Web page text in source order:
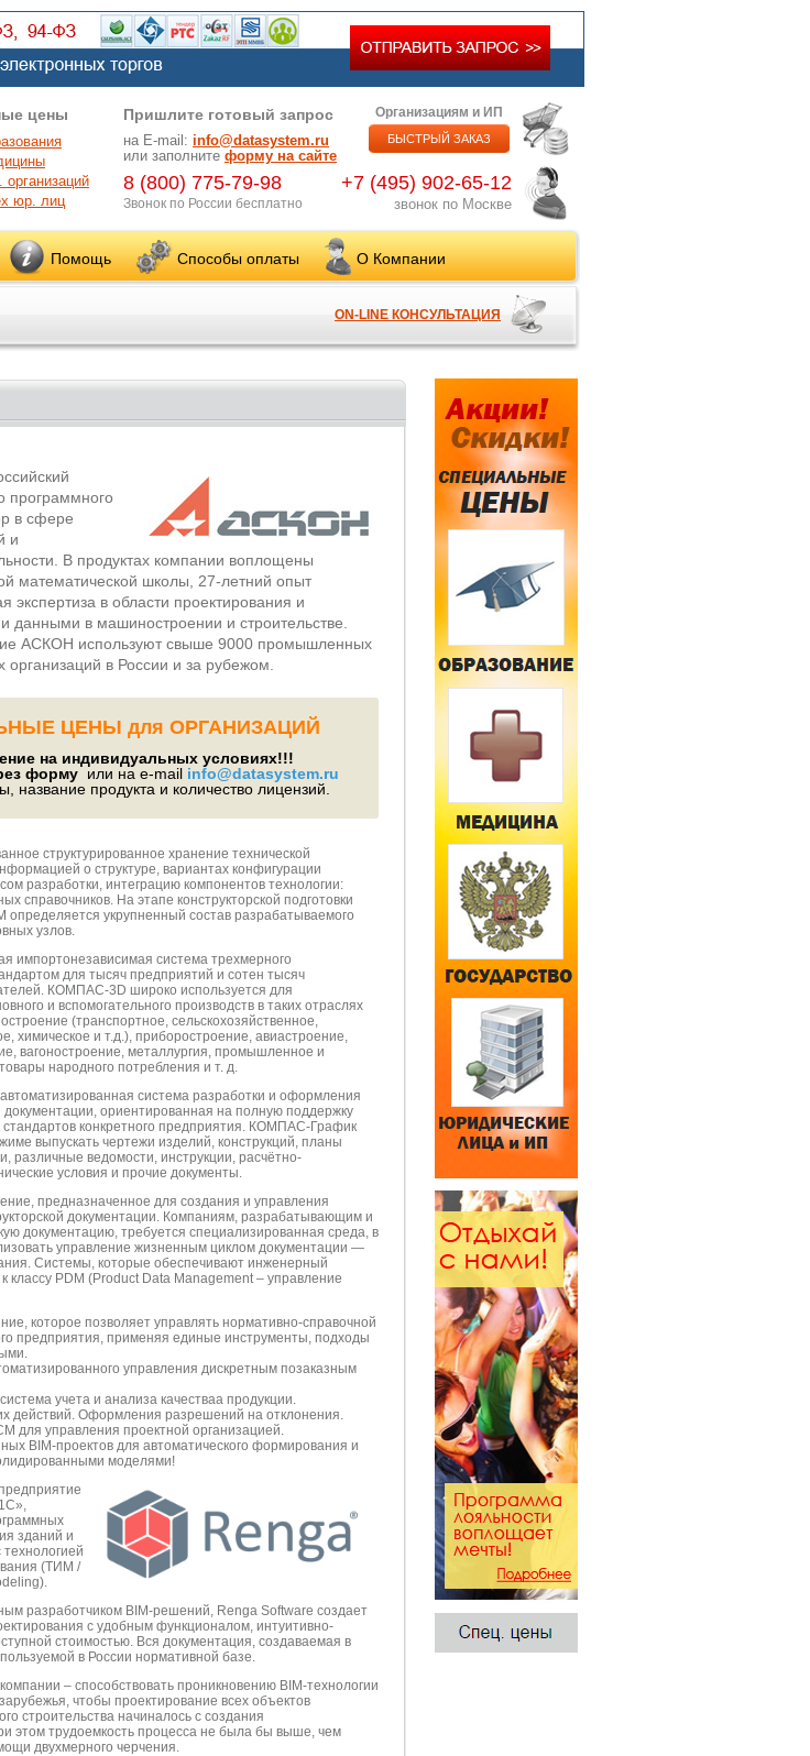
цены
организаций
юр. лиц
Пришлите готовый запрос
на E-mail: info@datasystem.ru
или заполните форму на сайте
8 (800) 775-79-98
Звонок по России бесплатно
Организациям и ИП
БЫСТРЫЙ ЗАКАЗ
+7 (495) 902-65-12
звонок по Москве
Помощь Способы оплаты О Компании
ON-LINE КОНСУЛЬТАЦИЯ
программного
в сфере
и
В продуктах компании воплощены
математической школы, 27-летний опыт
экспертиза в области проектирования и
данными в машиностроении и строительстве.
АСКОН используют свыше 9000 промышленных
организаций в России и за рубежом.
ЦЕНЫ для ОРГАНИЗАЦИЙ
на индивидуальных условиях!!!
форму или на e-mail info@datasystem.ru
название продукта и количество лицензий.
структурированное хранение технической
о структуре, вариантах конфигурации
разработки, интеграцию компонентов технологии:
справочников. На этапе конструкторской подготовки
укрупненный состав разрабатываемого
узлов.
импортонезависимая система трехмерного
для тысяч предприятий и сотен тысяч
КОМПАС-3D широко используется для
и вспомогательного производств в таких отраслях
(транспортное, сельскохозяйственное,
химическое и т.д.), приборостроение, авиастроение,
вагоностроение, металлургия, промышленное и
народного потребления и т. д.
система разработки и оформления
документации, ориентированная на полную поддержку
конкретного предприятия. КОМПАС-График
выпускать чертежи изделий, конструкций, планы
различные ведомости, инструкции, расчётно-
условия и прочие документы.
предназначенное для создания и управления
документации. Компаниям, разрабатывающим и
документацию, требуется специализированная среда, в
управление жизненным циклом документации —
Системы, которые обеспечивают инженерный
классу PDM (Product Data Management – управление
которое позволяет управлять нормативно-справочной
предприятия, применяя единые инструменты, подходы
управления дискретным позаказным
учета и анализа качестваа продукции.
действий. Оформления разрешений на отклонения.
для управления проектной организацией.
BIM-проектов для автоматического формирования и
моделями!
зданий и
(ТИМ /
разработчиком BIM-решений, Renga Software создает
с удобным функционалом, интуитивно-
стоимостью. Вся документация, создаваемая в
в России нормативной базе.
– способствовать проникновению BIM-технологии
чтобы проектирование всех объектов
строительства начиналось с создания
этом трудоемкость процесса не была бы выше, чем
двухмерного черчения.